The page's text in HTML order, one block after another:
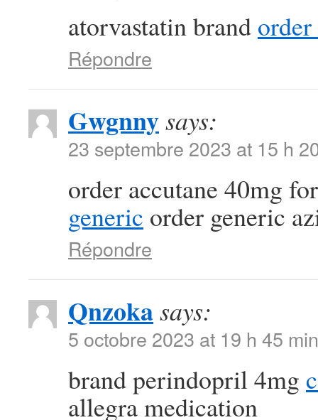
atorvastatin brand
Répondre
Gwgnnysays:
23 septembre 2023 at 15 h
order accutane 40mg
generic order generic
Répondre
Qnzokasays:
5 octobre 2023 at 19 h 45 min
brand perindopril 4mg
allegra medication